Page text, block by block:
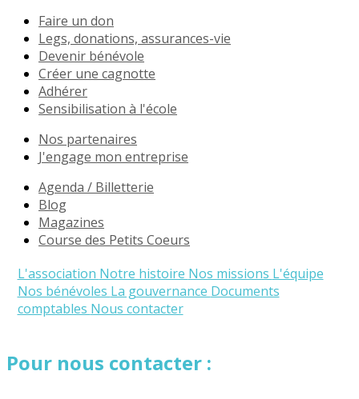
Faire un don
Legs, donations, assurances-vie
Devenir bénévole
Créer une cagnotte
Adhérer
Sensibilisation à l'école
Nos partenaires
J'engage mon entreprise
Agenda / Billetterie
Blog
Magazines
Course des Petits Coeurs
L'association Notre histoire Nos missions L'équipe
Nos bénévoles La gouvernance Documents
comptables Nous contacter
Pour nous contacter :